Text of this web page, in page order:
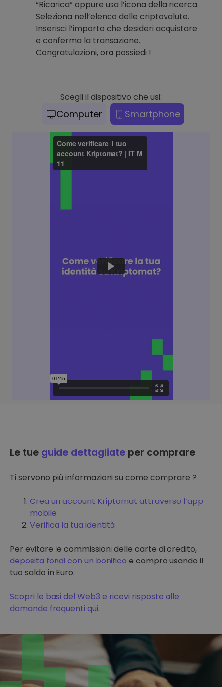
“Ricarica” oppure usa l’icona della ricerca.
Seleziona nell’elenco delle criptovalute.
Inserisci l’importo che desideri acquistare
e conferma la transazione.
Congratulazioni, ora possiedi !
Scegli il dispositivo che usi:
Computer Smartphone
Le tue guide dettagliate per comprare
Ti servono più informazioni su come comprare ?
Crea un account Kriptomat attraverso l’app
mobile
Verifica la tua identità
Per evitare le commissioni delle carte di credito,
deposita fondi con un bonifico e compra usando il
tuo saldo in Euro.
Scopri le basi del Web3 e ricevi risposte alle
domande frequenti qui.